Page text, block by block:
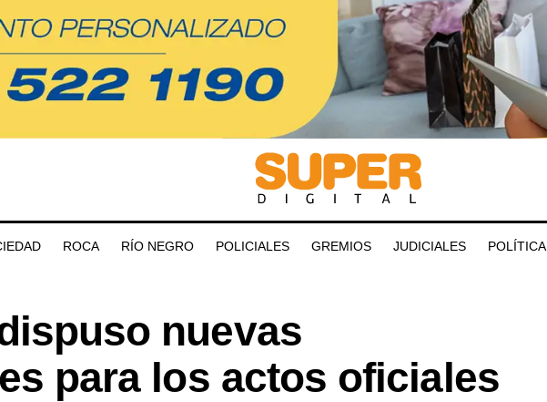
ROCA RÍO NEGRO POLICIALES GREMIOS JUDICIALES POLÍTICA
nuevas
para los actos oficiales